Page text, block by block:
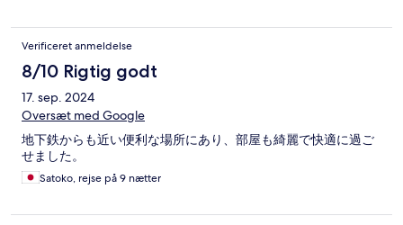
Verificeret anmeldelse
8/10 Rigtig godt
17. sep. 2024
Oversæt med Google
地下鉄からも近い便利な場所にあり、部屋も綺麗で快適に過ご
せました。
Satoko, rejse på 9 nætter